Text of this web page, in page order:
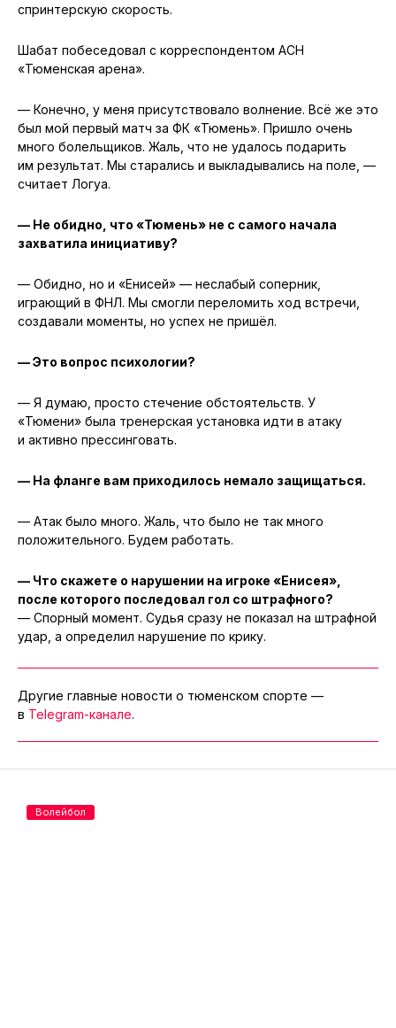
спринтерскую скорость.
Шабат побеседовал с корреспондентом АСН
«Тюменская арена».
— Конечно, у меня присутствовало волнение. Всё же это
был мой первый матч за ФК «Тюмень». Пришло очень
много болельщиков. Жаль, что не удалось подарить
им результат. Мы старались и выкладывались на поле, —
считает Логуа.
— Не обидно, что «Тюмень» не с самого начала
захватила инициативу?
— Обидно, но и «Енисей» — неслабый соперник,
играющий в ФНЛ. Мы смогли переломить ход встречи,
создавали моменты, но успех не пришёл.
— Это вопрос психологии?
— Я думаю, просто стечение обстоятельств. У
«Тюмени» была тренерская установка идти в атаку
и активно прессинговать.
— На фланге вам приходилось немало защищаться.
— Атак было много. Жаль, что было не так много
положительного. Будем работать.
— Что скажете о нарушении на игроке «Енисея»,
после которого последовал гол со штрафного?
— Спорный момент. Судья сразу не показал на штрафной
удар, а определил нарушение по крику.
Другие главные новости о тюменском спорте —
в Telegram-канале.
Волейбол